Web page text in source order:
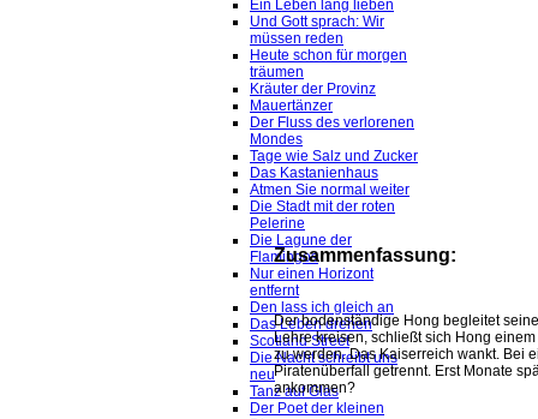
Ein Leben lang lieben
Und Gott sprach: Wir
müssen reden
Heute schon für morgen
träumen
Kräuter der Provinz
Mauertänzer
Der Fluss des verlorenen
Mondes
Tage wie Salz und Zucker
Das Kastanienhaus
Atmen Sie normal weiter
Die Stadt mit der roten
Pelerine
Die Lagune der
Flamingos
Nur einen Horizont
entfernt
Den lass ich gleich an
Das Leben drehen
Scotland Street
Die Nacht schreibt uns
neu
Tanz auf Glas
Der Poet der kleinen
Zusammenfassung:
Der bodenständige Hong begleitet
Lehre kreisen, schließt sich Hong
zu werden. Das Kaiserreich wankt. Bei
Piratenüberfall getrennt. Erst Monate
ankommen?